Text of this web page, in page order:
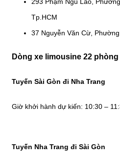
Tp.HCM
37 Nguyễn Văn Cừ,
Dòng xe limousine 22 phòng
Tuyến Sài Gòn đi Nha Trang
Giờ khởi hành dự kiến: 10:30 –
Tuyến Nha Trang đi Sài Gòn